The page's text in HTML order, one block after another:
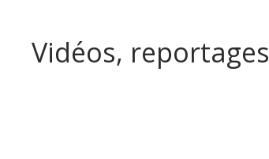
Vidéos, reportages